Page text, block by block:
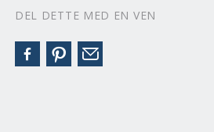
DEL DETTE MED EN VEN